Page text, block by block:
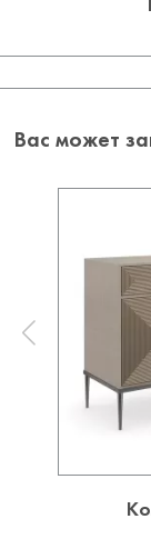
Вас может